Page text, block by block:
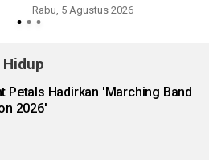
Rabu, 5 Agustus 2026
Petals Hadirkan 'Marching Band
2026'